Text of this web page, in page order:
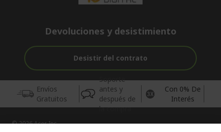
Devoluciones y desistimiento
Desistir del contrato
Envíos
Gratuitos
Soporte
antes y
después de
la compra
Con 0% De
Interés
© 2026 Acer Inc.